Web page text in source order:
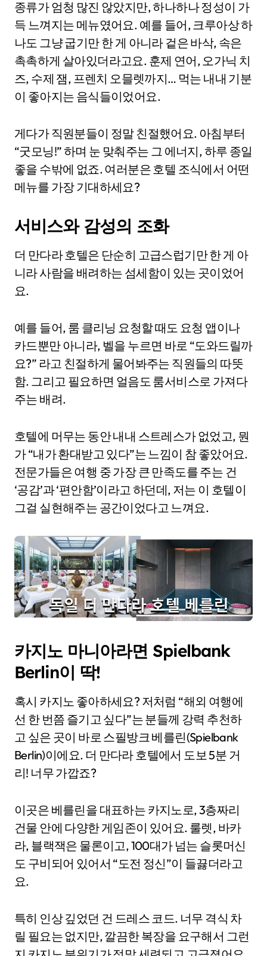
종류가 엄청 많진 않았지만, 하나하나 정성이 가
득 느껴지는 메뉴였어요. 예를 들어, 크루아상 하
나도 그냥 굽기만 한 게 아니라 겉은 바삭, 속은
촉촉하게 살아있더라고요. 훈제 연어, 오가닉 치
즈, 수제 잼, 프렌치 오믈렛까지… 먹는 내내 기분
이 좋아지는 음식들이었어요.
게다가 직원분들이 정말 친절했어요. 아침부터
“굿모닝!” 하며 눈 맞춰주는 그 에너지, 하루 종일
좋을 수밖에 없죠. 여러분은 호텔 조식에서 어떤
메뉴를 가장 기대하세요?
서비스와 감성의 조화
더 만다라 호텔은 단순히 고급스럽기만 한 게 아
니라 사람을 배려하는 섬세함이 있는 곳이었어
요.
예를 들어, 룸 클리닝 요청할 때도 요청 앱이나
카드뿐만 아니라, 벨을 누르면 바로 “도와드릴까
요?” 라고 친절하게 물어봐주는 직원들의 따뜻
함. 그리고 필요하면 얼음도 룸서비스로 가져다
주는 배려.
호텔에 머무는 동안 내내 스트레스가 없었고, 뭔
가 “내가 환대받고 있다”는 느낌이 참 좋았어요.
전문가들은 여행 중 가장 큰 만족도를 주는 건
‘공감’과 ‘편안함’이라고 하던데, 저는 이 호텔이
그걸 실현해주는 공간이었다고 느껴요.
카지노 마니아라면 Spielbank
Berlin이 딱!
혹시 카지노 좋아하세요? 저처럼 “해외 여행에
선 한 번쯤 즐기고 싶다”는 분들께 강력 추천하
고 싶은 곳이 바로 스필방크 베를린(Spielbank
Berlin)이에요. 더 만다라 호텔에서 도보 5분 거
리! 너무 가깝죠?
이곳은 베를린을 대표하는 카지노로, 3층짜리
건물 안에 다양한 게임존이 있어요. 룰렛, 바카
라, 블랙잭은 물론이고, 100대가 넘는 슬롯머신
도 구비되어 있어서 “도전 정신”이 들끓더라고
요.
특히 인상 깊었던 건 드레스 코드. 너무 격식 차
릴 필요는 없지만, 깔끔한 복장을 요구해서 그런